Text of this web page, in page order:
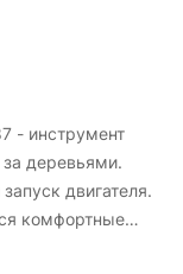
- инструмент
деревьями.
двигателя.
комфортные
цепь и 40-